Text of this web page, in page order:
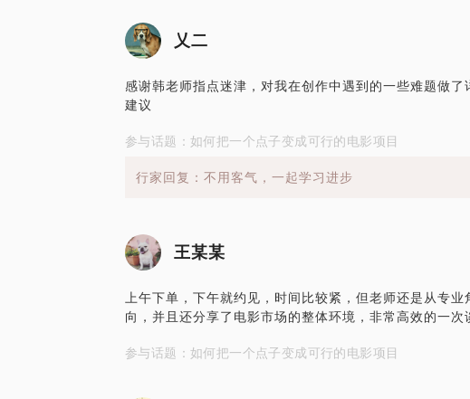
乂二
感谢韩老师指点迷津，对我在创作中遇到的一些难题做
建议
参与话题：如何把一个点子变成可行的电影项目
行家回复：不用客气，一起学习进步
王某某
上午下单，下午就约见，时间比较紧，但老师还是从专
向，并且还分享了电影市场的整体环境，非常高效的一次
参与话题：如何把一个点子变成可行的电影项目